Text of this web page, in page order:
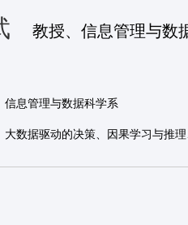
教授、信息管理与数
信息管理与数据科学系
大数据驱动的决策、因果学习与推